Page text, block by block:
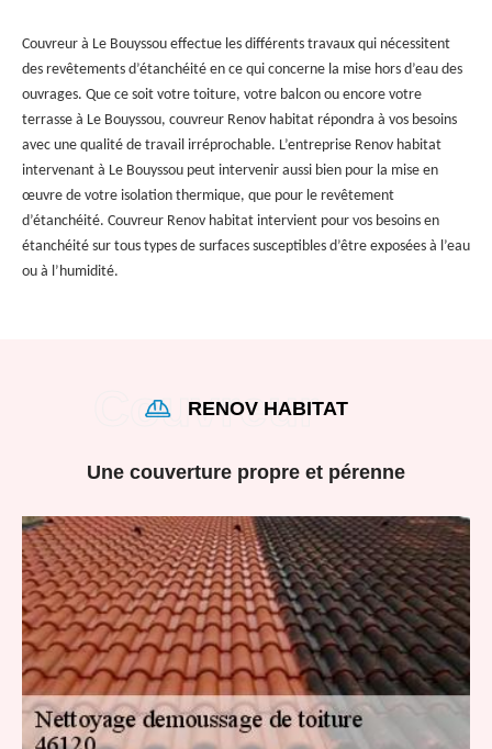
Couvreur à Le Bouyssou effectue les différents travaux qui nécessitent
des revêtements d’étanchéité en ce qui concerne la mise hors d’eau des
ouvrages. Que ce soit votre toiture, votre balcon ou encore votre
terrasse à Le Bouyssou, couvreur Renov habitat répondra à vos besoins
avec une qualité de travail irréprochable. L’entreprise Renov habitat
intervenant à Le Bouyssou peut intervenir aussi bien pour la mise en
œuvre de votre isolation thermique, que pour le revêtement
d’étanchéité. Couvreur Renov habitat intervient pour vos besoins en
étanchéité sur tous types de surfaces susceptibles d’être exposées à l’eau
ou à l’humidité.
RENOV HABITAT
Une couverture propre et pérenne